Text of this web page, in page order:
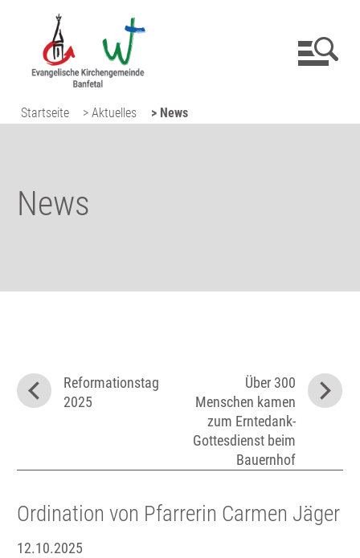
Startseite > Aktuelles > News
News
Reformationstag
2025
Über 300
Menschen kamen
zum Erntedank-
Gottesdienst beim
Bauernhof
Ordination von Pfarrerin Carmen Jäger
12.10.2025